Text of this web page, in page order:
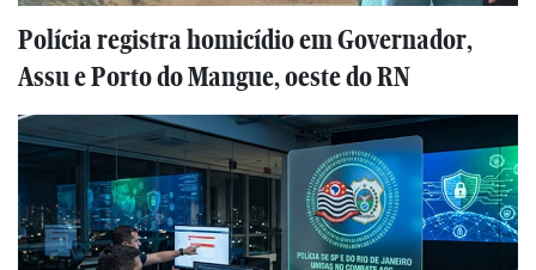
Polícia registra homicídio em Governador,
Assu e Porto do Mangue, oeste do RN